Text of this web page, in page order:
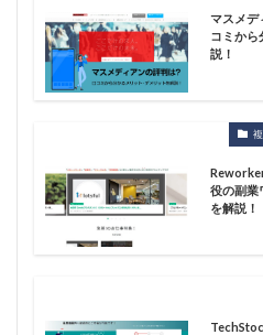
マスメデ
コミから
説！
役の副業
を解説！